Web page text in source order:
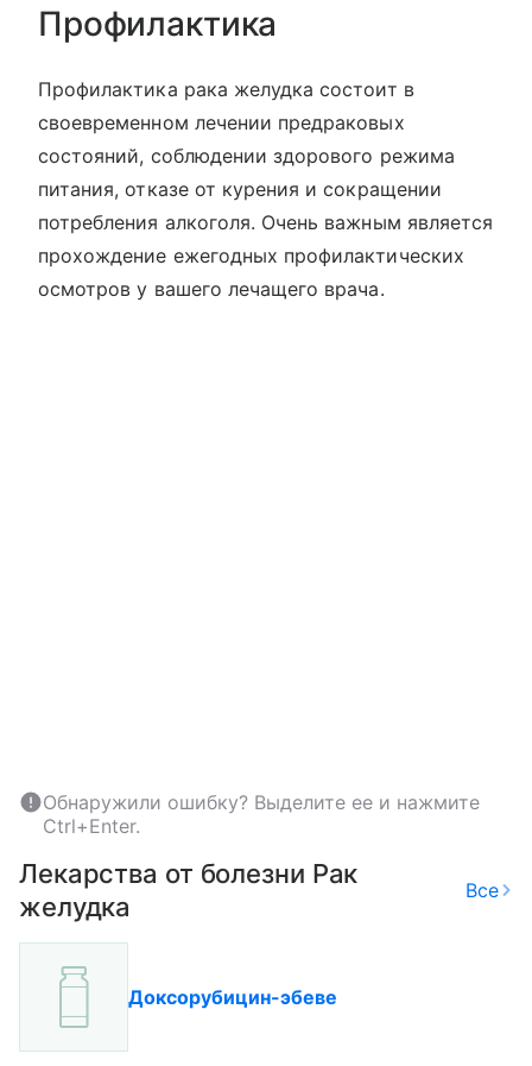
Профилактика
Профилактика рака желудка состоит в
своевременном лечении предраковых
состояний, соблюдении здорового режима
питания, отказе от курения и сокращении
потребления алкоголя. Очень важным является
прохождение ежегодных профилактических
осмотров у вашего лечащего врача.
Обнаружили ошибку? Выделите ее и нажмите
Ctrl+Enter.
Лекарства от болезни Рак
желудка
Все
Доксорубицин-эбеве